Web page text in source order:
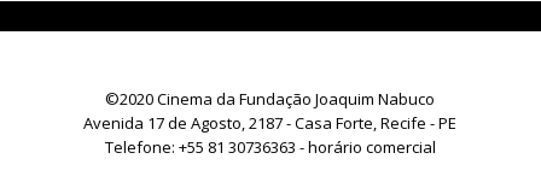
©2020 Cinema da Fundação Joaquim Nabuco
Avenida 17 de Agosto, 2187 - Casa Forte, Recife - PE
Telefone: +55 81 30736363 - horário comercial